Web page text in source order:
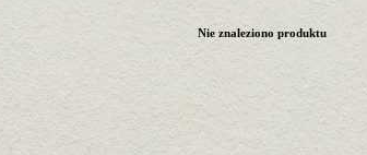
Nie znaleziono produktu